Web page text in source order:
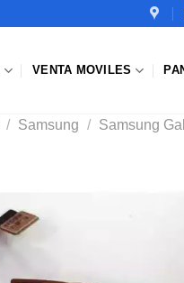
VENTA MOVILES
/ Samsung / Samsung